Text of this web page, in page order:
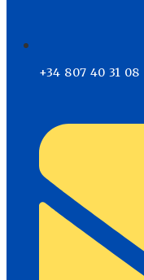
+34 807 40 31 08